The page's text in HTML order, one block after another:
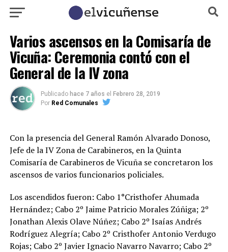
Varios ascensos en la Comisaría de
Vicuña: Ceremonia contó con el
General de la IV zona
Publicado hace 7 años el Febrero 28, 2019
Por Red Comunales
Con la presencia del General Ramón Alvarado Donoso,
Jefe de la IV Zona de Carabineros, en la Quinta
Comisaría de Carabineros de Vicuña se concretaron los
ascensos de varios funcionarios policiales.
Los ascendidos fueron: Cabo 1°Cristhofer Ahumada
Hernández; Cabo 2º Jaime Patricio Morales Zúñiga; 2º
Jonathan Alexis Olave Núñez; Cabo 2º Isaías Andrés
Rodríguez Alegría; Cabo 2º Cristhofer Antonio Verdugo
Rojas; Cabo 2º Javier Ignacio Navarro Navarro; Cabo 2º